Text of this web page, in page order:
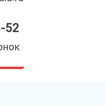
52